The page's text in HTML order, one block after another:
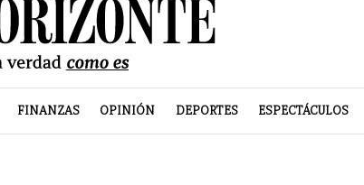
FINANZAS OPINIÓN DEPORTES ESPECTÁCULOS